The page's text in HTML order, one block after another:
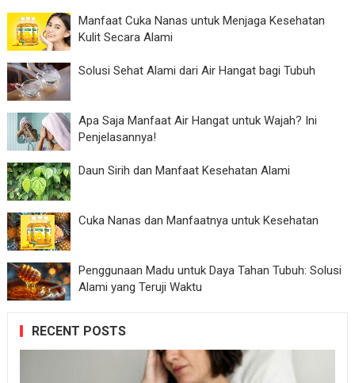
Manfaat Cuka Nanas untuk Menjaga Kesehatan
Kulit Secara Alami
Solusi Sehat Alami dari Air Hangat bagi Tubuh
Apa Saja Manfaat Air Hangat untuk Wajah? Ini
Penjelasannya!
Daun Sirih dan Manfaat Kesehatan Alami
Cuka Nanas dan Manfaatnya untuk Kesehatan
Penggunaan Madu untuk Daya Tahan Tubuh: Solusi
Alami yang Teruji Waktu
RECENT POSTS